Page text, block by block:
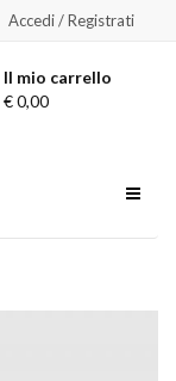
Accedi / Registrati
Il mio carrello
€0,00